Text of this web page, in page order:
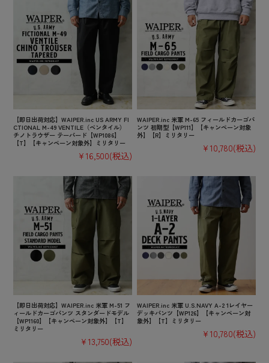
【即日出荷対応】WAIPER.inc US ARMY FI
CTIONAL M-49 VENTILE（ベンタイル）
チノトラウザー テーパード【WP1086】
【T】【キャンペーン対象外】ミリタリー
¥16,500(税込)
WAIPER.inc 米軍 M-65 フィールドカーゴパ
ンツ 初期型【WP111】【キャンペーン対象
外】【R】ミリタリー
¥10,780(税込)
【即日出荷対応】WAIPER.inc 米軍 M-51 フ
ィールドカーゴパンツ スタンダードモデル
【WP1160】【キャンペーン対象外】【T】
ミリタリー
¥13,750(税込)
WAIPER.inc 米軍 U.S.NAVY A-2 1レイヤー
デッキパンツ【WP126】【キャンペーン対
象外】【T】ミリタリー
¥10,780(税込)